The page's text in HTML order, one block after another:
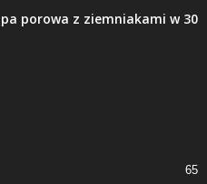
porowa z ziemniakami w 30
65